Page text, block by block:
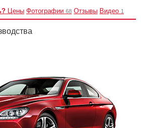
Цены Фотографии 68 Отзывы Видео 1